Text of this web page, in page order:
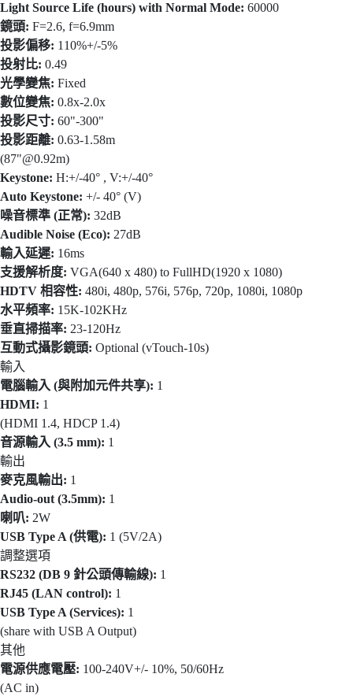
Light Source Life (hours) with Normal Mode: 60000
鏡頭: F=2.6, f=6.9mm
投影偏移: 110%+/-5%
投射比: 0.49
光學變焦: Fixed
數位變焦: 0.8x-2.0x
投影尺寸: 60"-300"
投影距離: 0.63-1.58m
(87"@0.92m)
Keystone: H:+/-40° , V:+/-40°
Auto Keystone: +/- 40° (V)
噪音標準 (正常): 32dB
Audible Noise (Eco): 27dB
輸入延遲: 16ms
支援解析度: VGA(640 x 480) to FullHD(1920 x 1080)
HDTV 相容性: 480i, 480p, 576i, 576p, 720p, 1080i, 1080p
水平頻率: 15K-102KHz
垂直掃描率: 23-120Hz
互動式攝影鏡頭: Optional (vTouch-10s)
輸入
電腦輸入 (與附加元件共享): 1
HDMI: 1
(HDMI 1.4, HDCP 1.4)
音源輸入 (3.5 mm): 1
輸出
麥克風輸出: 1
Audio-out (3.5mm): 1
喇叭: 2W
USB Type A (供電): 1 (5V/2A)
調整選項
RS232 (DB 9 針公頭傳輸線): 1
RJ45 (LAN control): 1
USB Type A (Services): 1
(share with USB A Output)
其他
電源供應電壓: 100-240V+/- 10%, 50/60Hz
(AC in)